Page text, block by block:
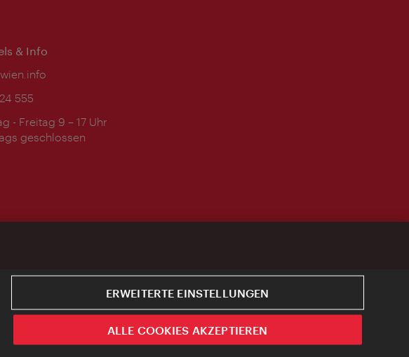
& Info
555
- Freitag 9 – 17 Uhr
geschlossen
ERWEITERTE EINSTELLUNGEN
ALLE COOKIES AKZEPTIEREN